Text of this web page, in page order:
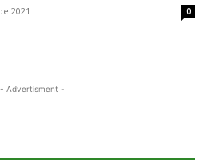
2021 0
- Advertisment -